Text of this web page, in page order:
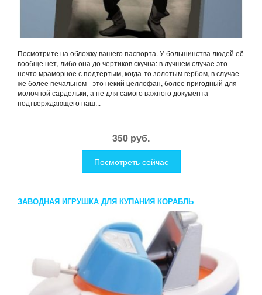
Посмотрите на обложку вашего паспорта. У большинства людей её
вообще нет, либо она до чертиков скучна: в лучшем случае это
нечто мраморное с подтертым, когда-то золотым гербом, в случае
же более печальном - это некий целлофан, более пригодный для
молочной сардельки, а не для самого важного документа
подтверждающего наш...
350 руб.
Посмотреть сейчас
ЗАВОДНАЯ ИГРУШКА ДЛЯ КУПАНИЯ КОРАБЛЬ